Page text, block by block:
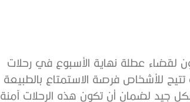
لقضاء عطلة نهاية الأسبوع في رحلات
للأشخاص فرصة الاستمتاع بالطبيعة
جيد لضمان أن تكون هذه الرحلات آمنة